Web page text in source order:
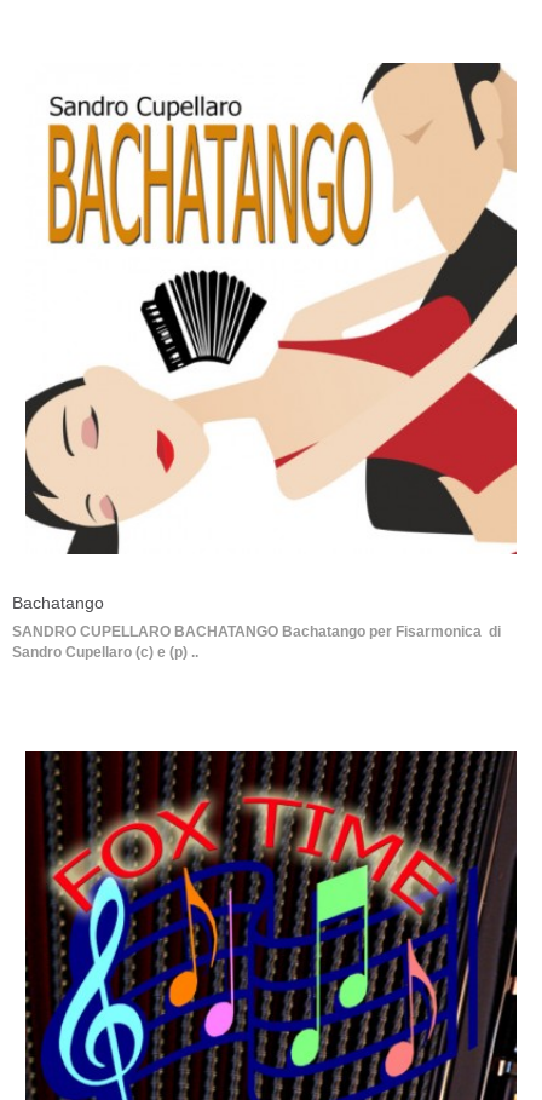
Bachatango
SANDRO CUPELLARO BACHATANGO Bachatango per Fisarmonica di
Sandro Cupellaro (c) e (p) ..